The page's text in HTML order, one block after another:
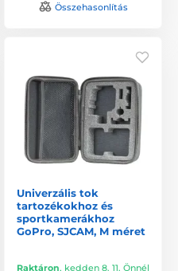
Összehasonlítás
Univerzális tok
tartozékokhoz és
sportkamerákhoz
GoPro, SJCAM, M méret
Raktáron, kedden 8. 11. Önnél